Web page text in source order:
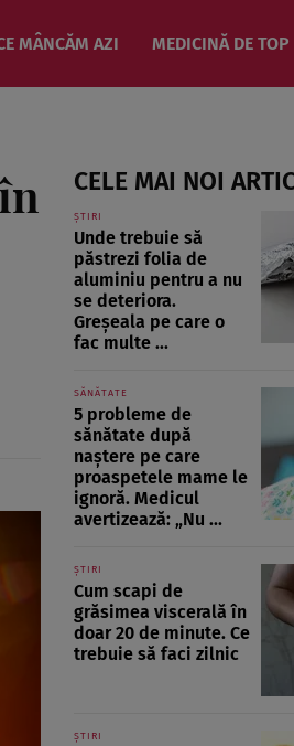
MÂNCĂM AZI MEDICINĂ DE
CELE MAI NOI
ȘTIRI
Unde trebuie să
păstrezi folia de
aluminiu pentru a nu
se deteriora.
Greșeala pe care o
fac multe ...
SĂNĂTATE
5 probleme de
sănătate după
naștere pe care
proaspetele mame le
ignoră. Medicul
avertizează: „Nu ...
ȘTIRI
Cum scapi de
grăsimea viscerală în
doar 20 de minute. Ce
trebuie să faci zilnic
ȘTIRI